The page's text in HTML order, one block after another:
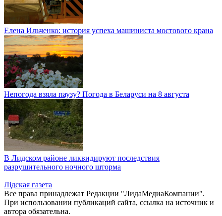
Елена Ильченко: история успеха машиниста мостового крана
Непогода взяла паузу? Погода в Беларуси на 8 августа
В Лидском районе ликвидируют последствия
разрушительного ночного шторма
Лiдская газета
Все права принадлежат Редакции "ЛидаМедиаКомпании".
При использовании публикаций сайта, ссылка на источник и
автора обязательна.